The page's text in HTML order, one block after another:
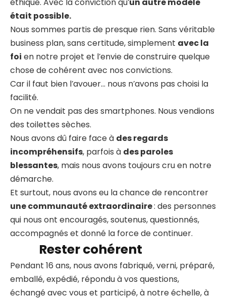
était possible.
Nous sommes partis de presque rien. Sans véritable
business plan, sans certitude, simplement avec la
foi en notre projet et l’envie de construire quelque
chose de cohérent avec nos convictions.
Car il faut bien l’avouer… nous n’avons pas choisi la
facilité.
On ne vendait pas des smartphones. Nous vendions
des toilettes sèches.
Nous avons dû faire face à des regards
incompréhensifs, parfois à des paroles
blessantes, mais nous avons toujours cru en notre
démarche.
Et surtout, nous avons eu la chance de rencontrer
une communauté extraordinaire: des personnes
qui nous ont encouragés, soutenus, questionnés,
accompagnés et donné la force de continuer.
Rester cohérent
Pendant 16 ans, nous avons fabriqué, verni, préparé,
emballé, expédié, répondu à vos questions,
échangé avec vous et participé, à notre échelle, à